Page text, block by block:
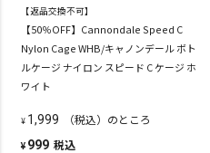
【返品交換不可】
【50％OFF】Cannondale Speed C
Nylon Cage WHB/キャノンデール ボト
ルケージ ナイロン スピード C ケージ ホ
ワイト
¥ 1,999 （税込）のところ
¥ 999 税込